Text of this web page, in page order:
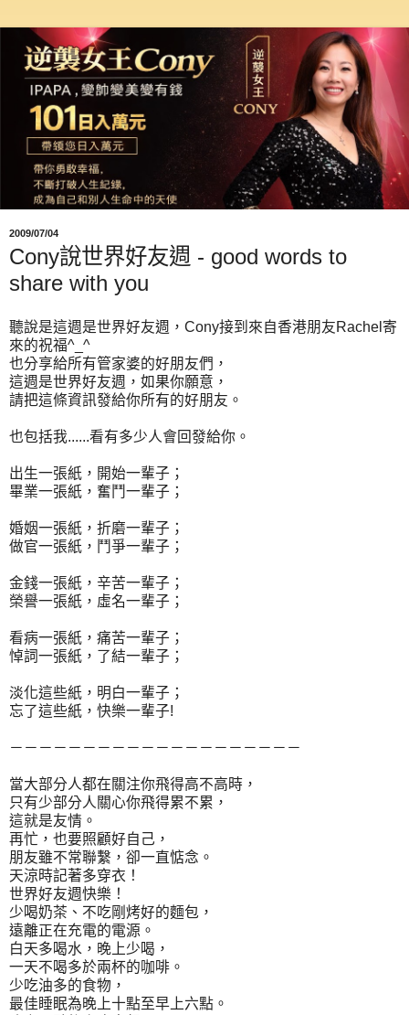
2009/07/04
Cony說世界好友週 - good words to
聽說是這週是世界好友週，Cony接到來自香港朋友Rachel寄
來的祝福^_^
也分享給所有管家婆的好朋友們，
這週是世界好友週，如果你願意，
請把這條資訊發給你所有的好朋友。
也包括我......看有多少人會回發給你。
出生一張紙，開始一輩子；
畢業一張紙，奮鬥一輩子；
婚姻一張紙，折磨一輩子；
做官一張紙，鬥爭一輩子；
金錢一張紙，辛苦一輩子；
榮譽一張紙，虛名一輩子；
看病一張紙，痛苦一輩子；
悼詞一張紙，了結一輩子；
淡化這些紙，明白一輩子；
忘了這些紙，快樂一輩子!
－－－－－－－－－－－－－－－－－－－－
當大部分人都在關注你飛得高不高時，
只有少部分人關心你飛得累不累，
這就是友情。
再忙，也要照顧好自己，
朋友雖不常聯繫，卻一直惦念。
天涼時記著多穿衣！
世界好友週快樂！
少喝奶茶、不吃剛烤好的麵包，
遠離正在充電的電源。
白天多喝水，晚上少喝，
一天不喝多於兩杯的咖啡。
少吃油多的食物，
最佳睡眠為晚上十點至早上六點。